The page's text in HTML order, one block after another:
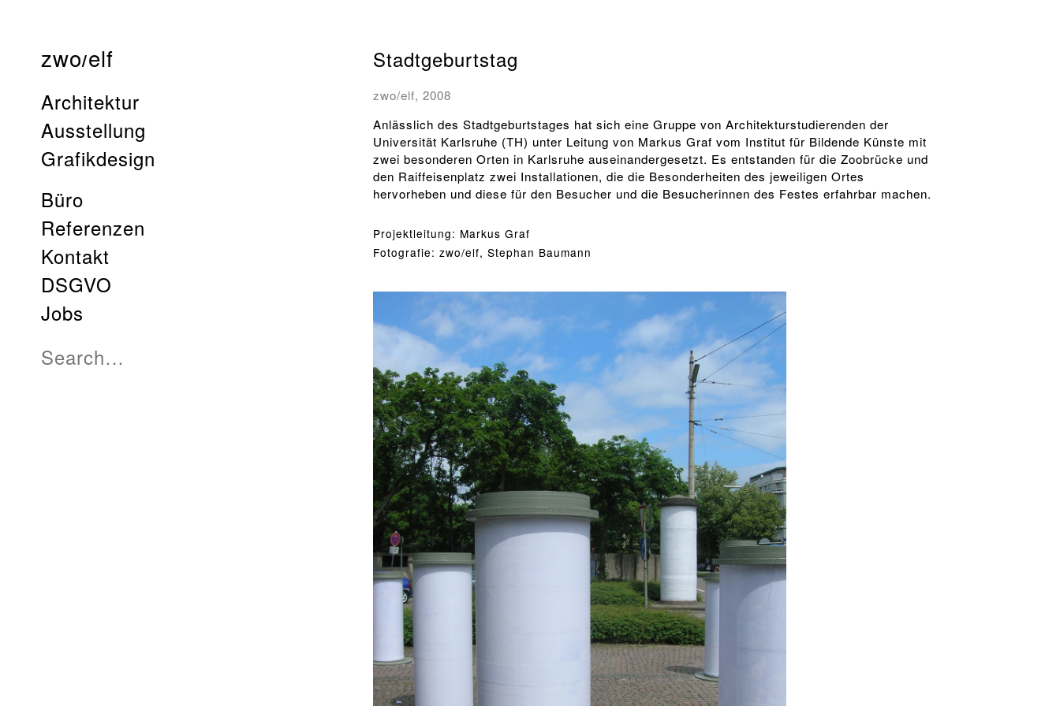
Stadtgeburtstag
zwo/elf, 2008
Anlässlich des Stadtgeburtstages hat sich eine Gruppe von Architekturstudierenden der
Universität Karlsruhe (TH) unter Leitung von Markus Graf vom Institut für Bildende Künste mit
zwei besonderen Orten in Karlsruhe auseinandergesetzt. Es entstanden für die Zoobrücke und
den Raiffeisenplatz zwei Installationen, die die Besonderheiten des jeweiligen Ortes
hervorheben und diese für den Besucher und die Besucherinnen des Festes erfahrbar machen.
Projektleitung:
Fotografie: zwo/elf, Stephan Baumann
zwo/elf
Architektur
Ausstellung
Grafikdesign
Büro
Referenzen
Kontakt
DSGVO
Jobs
Search